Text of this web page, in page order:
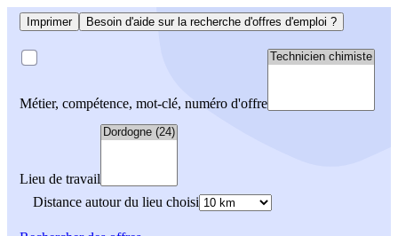
Imprimer Besoin d'aide sur la recherche d'offres d'emploi ?
Métier, compétence, mot-clé, numéro d'offre
Lieu de travail
Distance autour du lieu choisi